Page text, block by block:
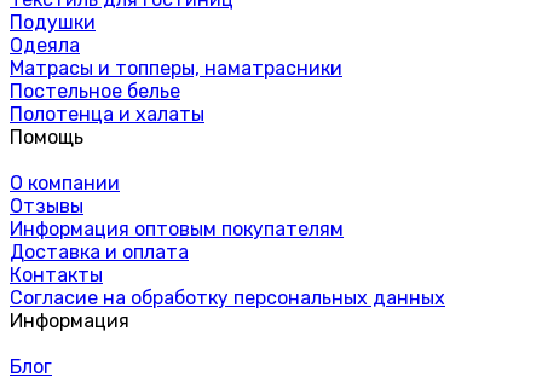
Подушки
Одеяла
Матрасы и топперы, наматрасники
Постельное белье
Полотенца и халаты
Помощь
О компании
Отзывы
Информация оптовым покупателям
Доставка и оплата
Контакты
Согласие на обработку персональных данных
Информация
Блог